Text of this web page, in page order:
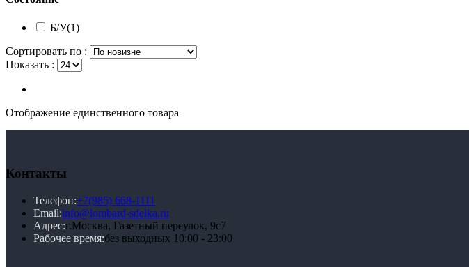
Б/У(1)
Сортировать по :
Показать :
Отображение единственного товара
Контакты
Телефон:+7(985) 668-1111
Email:info@lombard-sdelka.ru
Адрес:г.Москва, Газетный переулок, 9с7
Рабочее время:без выходных 10:00 - 23:00